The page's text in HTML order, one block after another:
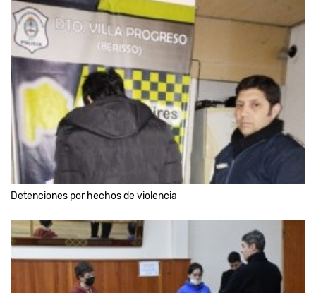
Detenciones por hechos de violencia